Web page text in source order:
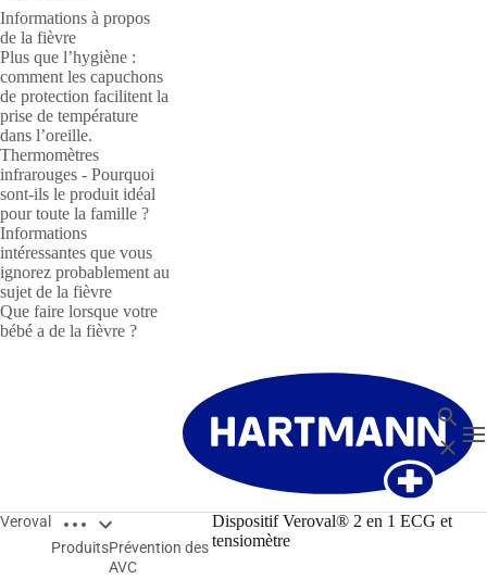
Informations à propos
de la fièvre
Plus que l’hygiène :
comment les capuchons
de protection facilitent la
prise de température
dans l’oreille.
Thermomètres
infrarouges - Pourquoi
sont-ils le produit idéal
pour toute la famille ?
Informations
intéressantes que vous
ignorez probablement au
sujet de la fièvre
Que faire lorsque votre
bébé a de la fièvre ?
Fermer
Veroval Open breadcrumbs
ProduitsPrévention des
AVC
Dispositif Veroval® 2 en 1 ECG et
tensiomètre
Double sécurité pour la prévention des AVC